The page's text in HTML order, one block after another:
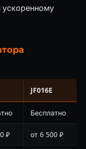
JF016E
Бесплатно
₽ от 6 500 ₽